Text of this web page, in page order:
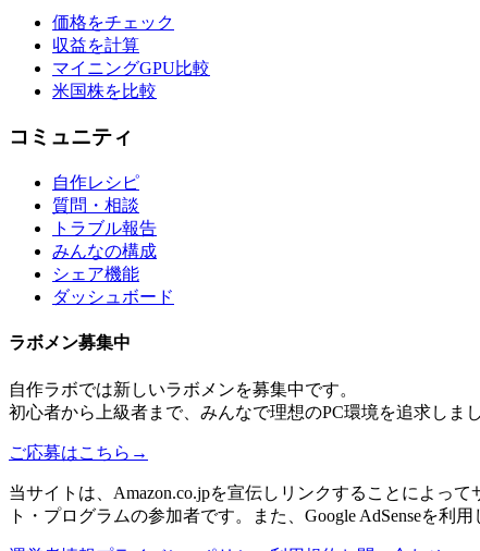
価格をチェック
収益を計算
マイニングGPU比較
米国株を比較
コミュニティ
自作レシピ
質問・相談
トラブル報告
みんなの構成
シェア機能
ダッシュボード
ラボメン募集中
自作ラボでは新しいラボメンを募集中です。
初心者から上級者まで、みんなで理想のPC環境を追求しまし
ご応募はこちら →
当サイトは、Amazon.co.jpを宣伝しリンクすることによっ
ト・プログラムの参加者です。また、Google AdSenseを利